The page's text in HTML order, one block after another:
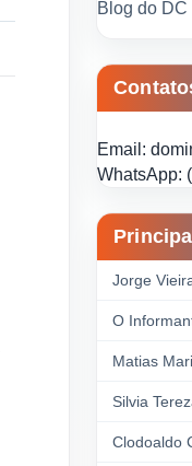
Blog do DC
Email:
WhatsApp:
Jorge
O
Matias
Silvia
Clodoaldo